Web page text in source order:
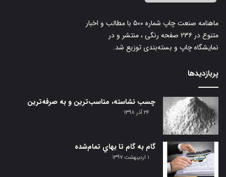
ماهنامه صنعت چاپ شماره ۵۰۰ با مطالب و اخبار
متنوع در ۲۳۶ صفحه رنگی ، منتشر و در
نمایشگاه چاپ و بسته‌بندی توزیع شد.
پربازدیدها
چسب نشاسته، مناسب‌ترین و به صرفه‌ترین
۲۴ آذر ۱۳۹۸
گام‌ به گام تا بهاي تمام‌شده
۱ اردیبهشت ۱۳۹۷